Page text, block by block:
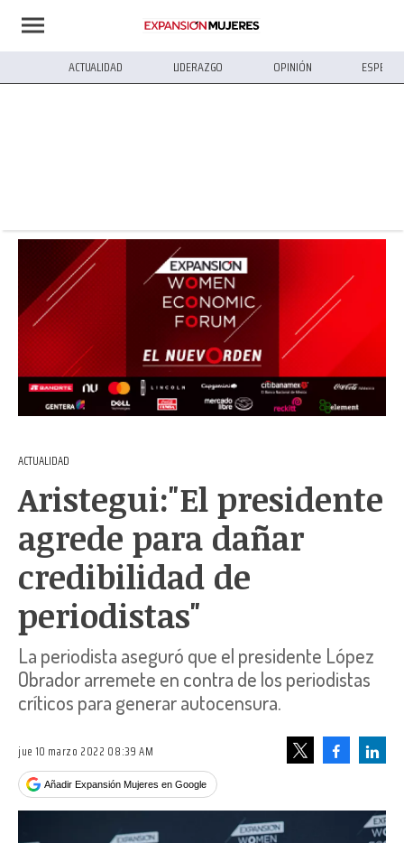
ACTUALIDAD LIDERAZGO OPINIÓN
ACTUALIDAD
Aristegui:"El presidente
agrede para dañar
credibilidad de
periodistas"
La periodista aseguró que el presidente López
Obrador arremete en contra de los periodistas
críticos para generar autocensura.
jue 10 marzo 2022 08:39 AM
Añadir Expansión Mujeres en Google
Facebook